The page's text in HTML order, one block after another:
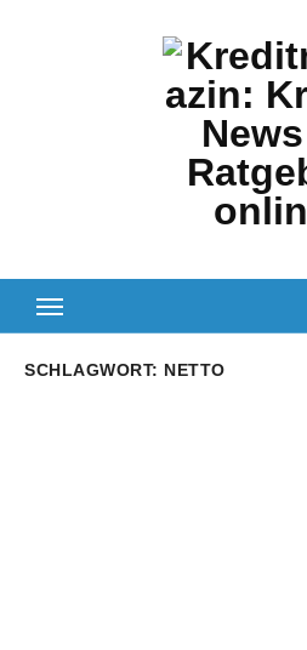
SCHLAGWORT: NETTO